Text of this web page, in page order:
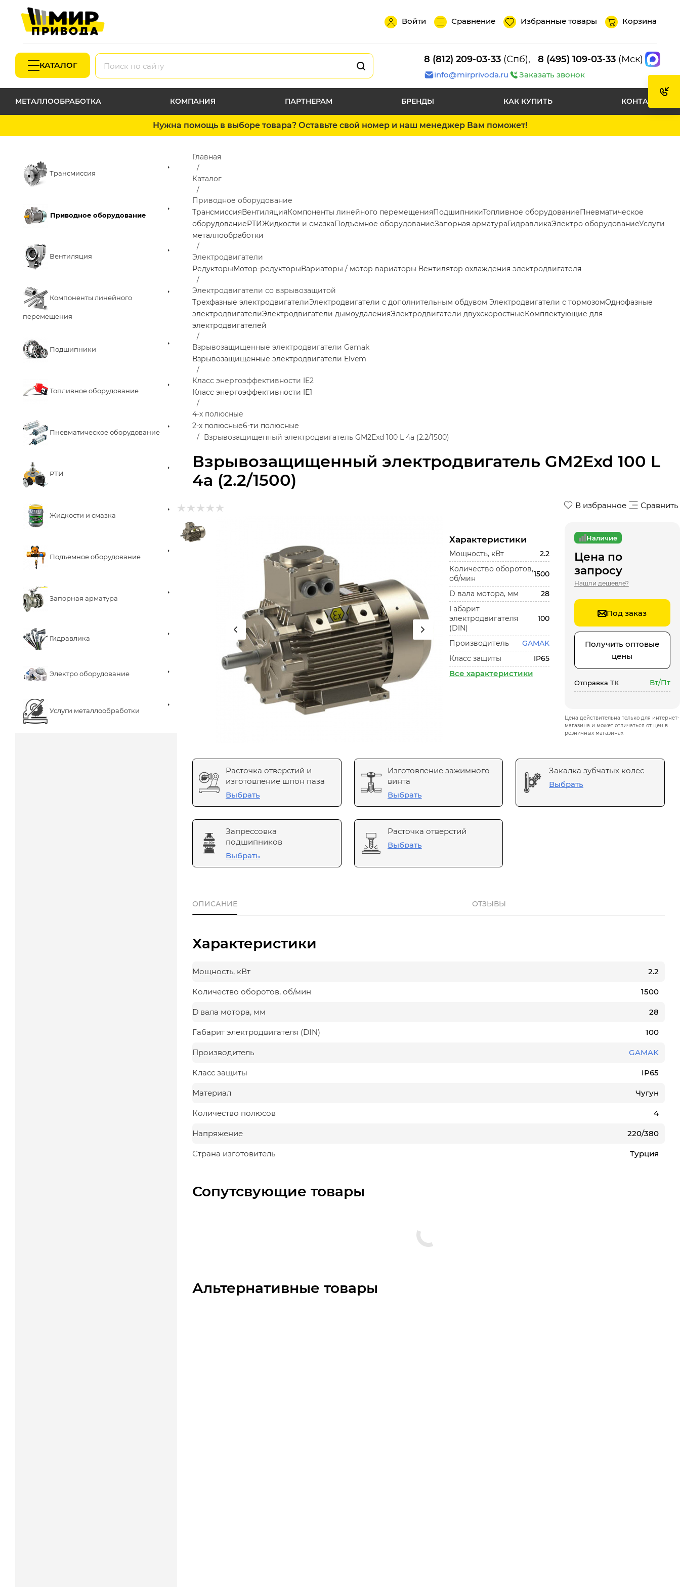
Войти Сравнение Избранные товары Корзина
КАТАЛОГ
8 (812) 209-03-33 (Спб), 8 (495) 109-03-33 (Мск)
info@mirprivoda.ru Заказать звонок
МЕТАЛЛООБРАБОТКА КОМПАНИЯ ПАРТНЕРАМ БРЕНДЫ КАК КУПИТЬ КОНТАКТЫ
Нужна помощь в выборе товара? Оставьте свой номер и наш менеджер Вам поможет!
Трансмиссия
Приводное оборудование
Вентиляция
Компоненты линейного
перемещения
Подшипники
Топливное оборудование
Пневматическое оборудование
РТИ
Жидкости и смазка
Подъемное оборудование
Запорная арматура
Гидравлика
Электро оборудование
Услуги металлообработки
Взрывозащищенный электродвигатель GM2Exd 100 L
4а (2.2/1500)
Главная
Каталог
Приводное оборудование
ТрансмиссияВентиляцияКомпоненты линейного перемещенияПодшипникиТопливное оборудованиеПневматическое
оборудованиеРТИЖидкости и смазкаПодъемное оборудованиеЗапорная арматураГидравликаЭлектро оборудованиеУслуги
металлообработки
Электродвигатели
РедукторыМотор-редукторыВариаторы / мотор вариаторы Вентилятор охлаждения электродвигателя
Электродвигатели со взрывозащитой
Трехфазные электродвигателиЭлектродвигатели с дополнительным обдувом Электродвигатели с тормозомОднофазные
электродвигателиЭлектродвигатели дымоудаленияЭлектродвигатели двухскоростныеКомплектующие для
электродвигателей
Взрывозащищенные электродвигатели Gamak
Взрывозащищенные электродвигатели Elvem
Класс энергоэффективности IE2
Класс энергоэффективности IE1
4-х полюсные
2-х полюсные6-ти полюсные
Взрывозащищенный электродвигатель GM2Exd 100 L 4а (2.2/1500)
В избранное Сравнить
Характеристики
Мощность, кВт
2.2
Количество оборотов,
об/мин
1500
D вала мотора, мм
28
Габарит
электродвигателя
(DIN)
100
Производитель
GAMAK
Класс защиты
IP65
Все характеристики
Наличие
Цена по
запросу
Нашли дешевле?
Под заказ
Получить оптовые
цены
Отправка ТК Вт/Пт
Цена действительна только для интернет-
магазина и может отличаться от цен в
розничных магазинах
Расточка отверстий и
изготовление шпон паза
Выбрать
Изготовление зажимного
винта
Выбрать
Закалка зубчатых колес
Выбрать
Запрессовка
подшипников
Выбрать
Расточка отверстий
Выбрать
ОПИСАНИЕ ОТЗЫВЫ
Характеристики
Мощность, кВт 2.2
Количество оборотов, об/мин 1500
D вала мотора, мм 28
Габарит электродвигателя (DIN) 100
Производитель GAMAK
Класс защиты IP65
Материал Чугун
Количество полюсов 4
Напряжение 220/380
Страна изготовитель Турция
Сопутсвующие товары
Альтернативные товары